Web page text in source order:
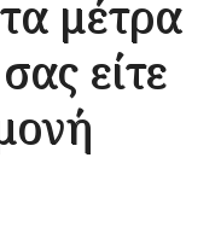
μέτρα
είτε